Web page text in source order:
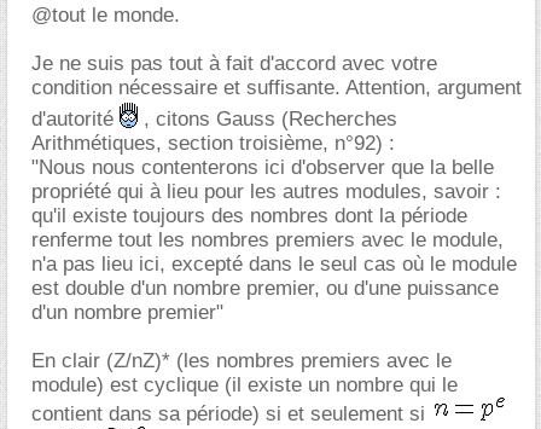
@tout le monde.
Je ne suis pas tout à fait d'accord avec votre
condition nécessaire et suffisante. Attention, argument
d'autorité
, citons Gauss (Recherches
Arithmétiques, section troisième, n°92) :
"Nous nous contenterons ici d'observer que la belle
propriété qui à lieu pour les autres modules, savoir :
qu'il existe toujours des nombres dont la période
renferme tout les nombres premiers avec le module,
n'a pas lieu ici, excepté dans le seul cas où le module
est double d'un nombre premier, ou d'une puissance
d'un nombre premier"
En clair (Z/nZ)* (les nombres premiers avec le
module) est cyclique (il existe un nombre qui le
contient dans sa période) si et seulement si